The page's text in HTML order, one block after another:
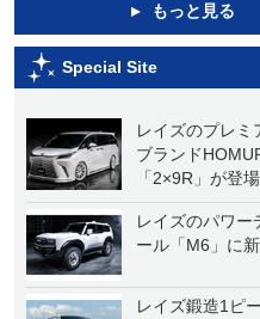
もっと見る
Special Site
レイズのプレミ
ブランド
「2×9R」が登場
レイズのパワー
ール「M6」に
レイズ鍛造1ピ